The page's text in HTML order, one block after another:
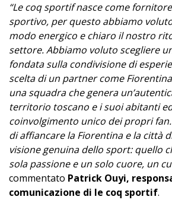
“Le coq sportif nasce come
sportivo, per questo abbiamo
modo energico e chiaro il nostro
settore. Abbiamo voluto scegliere
fondata sulla condivisione di
scelta di un partner come
una squadra che genera
territorio toscano e i suoi abitanti
coinvolgimento unico dei propri
di affiancare la Fiorentina e la città
visione genuina dello sport: quello
sola passione e un solo cuore, un
commentato Patrick Ouyi,
comunicazione di le coq sportif.